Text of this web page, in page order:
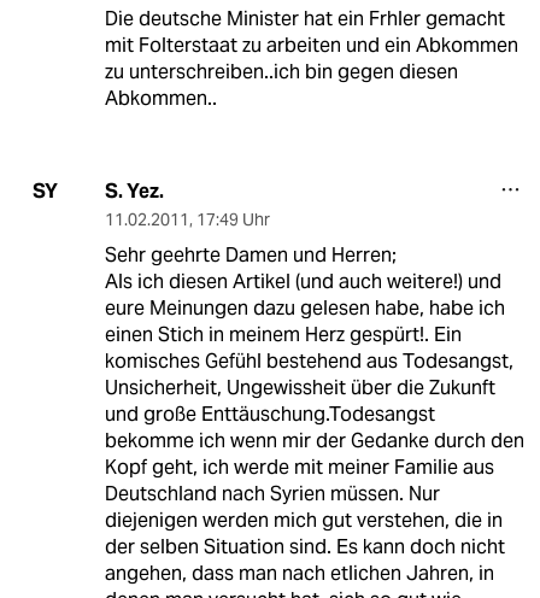
Die deutsche Minister hat ein Frhler gemacht
mit Folterstaat zu arbeiten und ein Abkommen
zu unterschreiben..ich bin gegen diesen
Abkommen..
SY S. Yez.
11.02.2011, 17:49 Uhr
Sehr geehrte Damen und Herren;
Als ich diesen Artikel (und auch weitere!) und
eure Meinungen dazu gelesen habe, habe ich
einen Stich in meinem Herz gespürt!. Ein
komisches Gefühl bestehend aus Todesangst,
Unsicherheit, Ungewissheit über die Zukunft
und große Enttäuschung.Todesangst
bekomme ich wenn mir der Gedanke durch den
Kopf geht, ich werde mit meiner Familie aus
Deutschland nach Syrien müssen. Nur
diejenigen werden mich gut verstehen, die in
der selben Situation sind. Es kann doch nicht
angehen, dass man nach etlichen Jahren, in